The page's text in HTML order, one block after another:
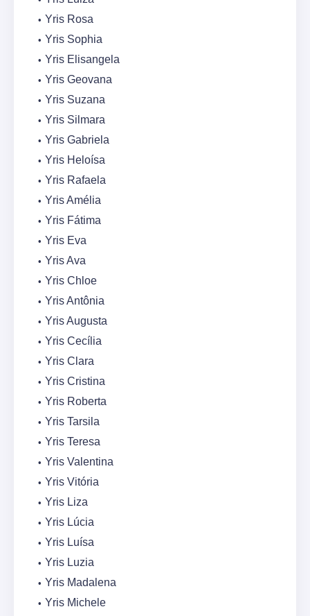
Yris Rosa
Yris Sophia
Yris Elisangela
Yris Geovana
Yris Suzana
Yris Silmara
Yris Gabriela
Yris Heloísa
Yris Rafaela
Yris Amélia
Yris Fátima
Yris Eva
Yris Ava
Yris Chloe
Yris Antônia
Yris Augusta
Yris Cecília
Yris Clara
Yris Cristina
Yris Roberta
Yris Tarsila
Yris Teresa
Yris Valentina
Yris Vitória
Yris Liza
Yris Lúcia
Yris Luísa
Yris Luzia
Yris Madalena
Yris Michele